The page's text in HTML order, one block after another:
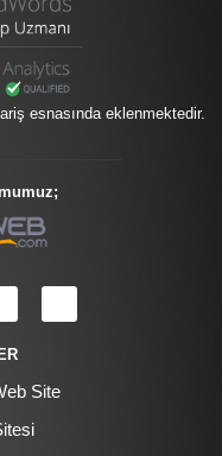
esnasında eklenmektedir.
Site